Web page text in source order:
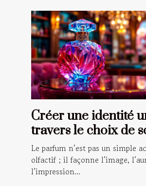
Créer une identité
travers le choix de
parfum
Le parfum n’est pas un simple
olfactif ; il façonne l’image,
l’impression...